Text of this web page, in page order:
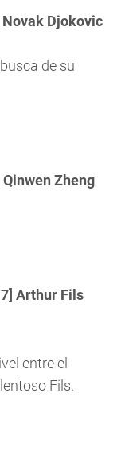
Novak Djokovic
de su
Zheng
Arthur Fils
entre el
Fils.